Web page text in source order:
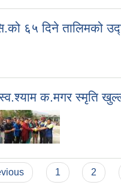
६५ दिने तालिमको
क.मगर स्मृति
1 2